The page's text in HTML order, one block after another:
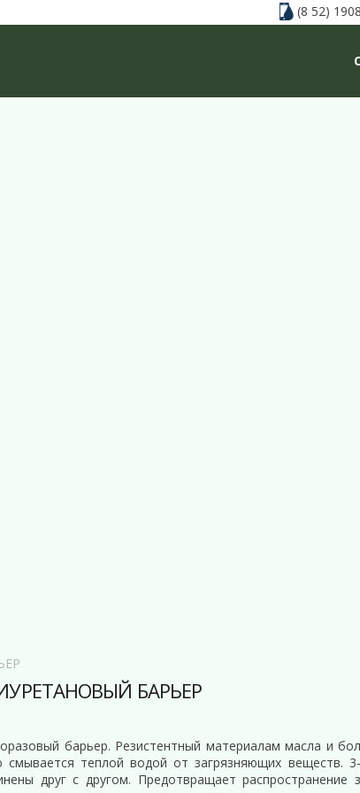
(8 52)
БАРЬЕР
барьер. Резистентный материалам масла и
смывается теплой водой от загрязняющих веществ.
друг с другом. Предотвращает распространение